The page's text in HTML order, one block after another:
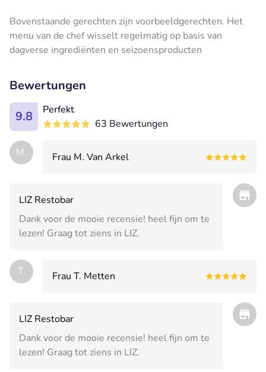
Bovenstaande gerechten zijn voorbeeldgerechten. Het
menu van de chef wisselt regelmatig op basis van
dagverse ingrediënten en seizoensproducten
Bewertungen
9.8
Perfekt
63 Bewertungen
M. Frau M. Van Arkel
LIZ Restobar
Dank voor de mooie recensie! heel fijn om te
lezen! Graag tot ziens in LIZ.
T. Frau T. Metten
LIZ Restobar
Dank voor de mooie recensie! heel fijn om te
lezen! Graag tot ziens in LIZ.